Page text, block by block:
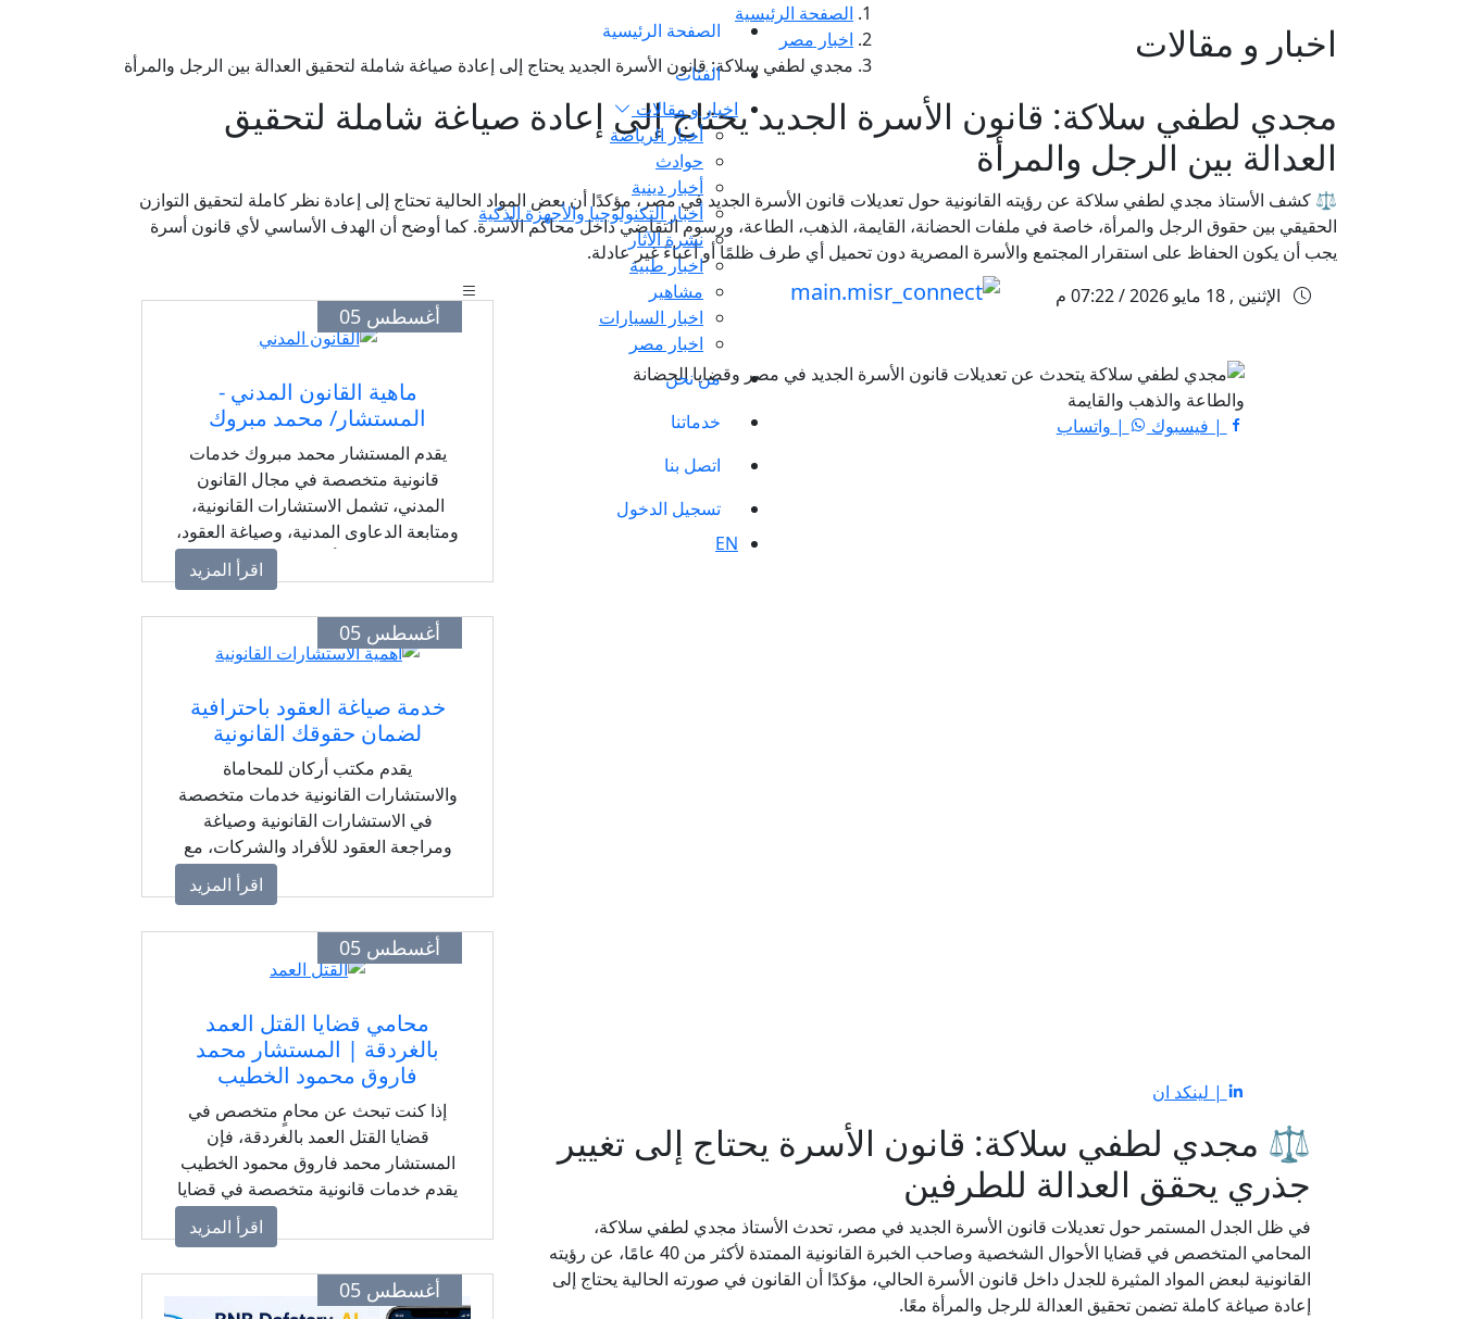
الصفحة الرئيسية
الفئات
اخبار و مقالات
أخبار الرياضة
حوادث
أخبار دينية
أخبار التكنولوجيا والأجهزة الذكية
نشرة الآثار
اخبار طبية
مشاهير
اخبار السيارات
اخبار مصر
من نحن
خدماتنا
اتصل بنا
تسجيل الدخول
EN
اخبار و مقالات
الصفحة الرئيسية
اخبار مصر
مجدي لطفي سلاكة: قانون الأسرة الجديد يحتاج إلى إعادة صياغة شاملة لتحقيق العدالة بين الرجل والمرأة
مجدي لطفي سلاكة: قانون الأسرة الجديد يحتاج إلى إعادة صياغة شاملة لتحقيق
العدالة بين الرجل والمرأة
⚖️ كشف الأستاذ مجدي لطفي سلاكة عن رؤيته القانونية حول تعديلات قانون الأسرة الجديد في مصر، مؤكدًا أن بعض المواد الحالية تحتاج إلى إعادة نظر كاملة لتحقيق التوازن
الحقيقي بين حقوق الرجل والمرأة، خاصة في ملفات الحضانة، القايمة، الذهب، الطاعة، ورسوم التقاضي داخل محاكم الأسرة. كما أوضح أن الهدف الأساسي لأي قانون أسرة
يجب أن يكون الحفاظ على استقرار المجتمع والأسرة المصرية دون تحميل أي طرف ظلمًا أو أعباءً غير عادلة.
الإثنين , 18 مايو 2026 / 07:22 م
| فيسبوك | واتساب
| لينكد ان
⚖️ مجدي لطفي سلاكة: قانون الأسرة يحتاج إلى تغيير
جذري يحقق العدالة للطرفين
في ظل الجدل المستمر حول تعديلات قانون الأسرة الجديد في مصر، تحدث الأستاذ مجدي لطفي سلاكة،
المحامي المتخصص في قضايا الأحوال الشخصية وصاحب الخبرة القانونية الممتدة لأكثر من 40 عامًا، عن رؤيته
القانونية لبعض المواد المثيرة للجدل داخل قانون الأسرة الحالي، مؤكدًا أن القانون في صورته الحالية يحتاج إلى
إعادة صياغة كاملة تضمن تحقيق العدالة للرجل والمرأة معًا.
أغسطس 05
ماهية القانون المدني -
المستشار/ محمد مبروك
يقدم المستشار محمد مبروك خدمات
قانونية متخصصة في مجال القانون
المدني، تشمل الاستشارات القانونية،
ومتابعة الدعاوى المدنية، وصياغة العقود،
وحماية حقوق الأفراد والشركات وفقًا
لأحكام القانون المصري.
اقرأ المزيد
أغسطس 05
خدمة صياغة العقود باحترافية
لضمان حقوقك القانونية
يقدم مكتب أركان للمحاماة
والاستشارات القانونية خدمات متخصصة
في الاستشارات القانونية وصياغة
ومراجعة العقود للأفراد والشركات، مع
حلول قانونية احترافية تهدف إلى حماية
الحقوق وتنظيم العلاقات القانونية وفقًا
للقانون المصري.
اقرأ المزيد
أغسطس 05
محامي قضايا القتل العمد
بالغردقة | المستشار محمد
فاروق محمود الخطيب
إذا كنت تبحث عن محامٍ متخصص في
قضايا القتل العمد بالغردقة، فإن
المستشار محمد فاروق محمود الخطيب
يقدم خدمات قانونية متخصصة في قضايا
الجنايات، مع متابعة دقيقة لجميع مراحل
التحقيق والمحاكمة، والحرص على تقديم
والأدلة وفقًا للقانون.
اقرأ المزيد
أغسطس 05